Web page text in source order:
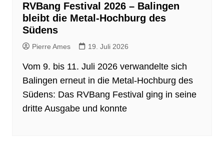
RVBang Festival 2026 – Balingen
bleibt die Metal-Hochburg des
Südens
Pierre Ames 19. Juli 2026
Vom 9. bis 11. Juli 2026 verwandelte sich
Balingen erneut in die Metal-Hochburg des
Südens: Das RVBang Festival ging in seine
dritte Ausgabe und konnte